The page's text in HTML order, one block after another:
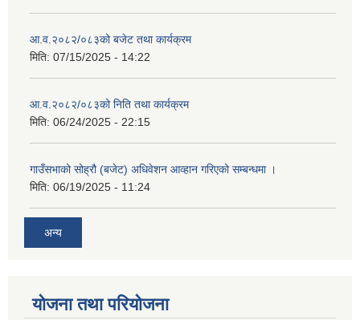
आ.व.२०८२/०८३को बजेट तथा कार्यक्रम
मिति: 07/15/2025 - 14:22
आ.व.२०८२/०८३को निति तथा कार्यक्रम
मिति: 06/24/2025 - 22:15
गाउँसभाको सोह्रौ (बजेट) अधिवेशन आव्हान गरिएको सम्बन्धमा ।
मिति: 06/19/2025 - 11:24
अन्य
योजना तथा परियोजना